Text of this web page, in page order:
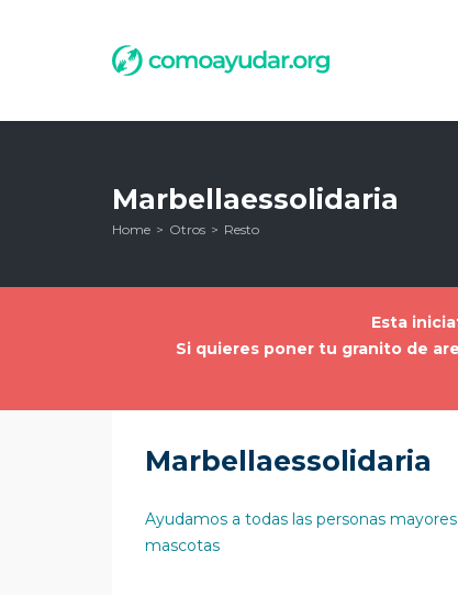
Marbellaessolidaria
Home Otros Resto
Esta
Si quieres poner tu granito de
Marbellaessolidaria
Ayudamos a todas las personas
mascotas